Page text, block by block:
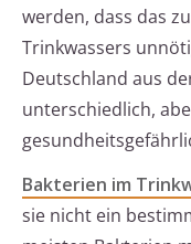
werden, dass das
Trinkwassers
Deutschland aus
unterschiedlich,
Bakterien im
sie nicht ein